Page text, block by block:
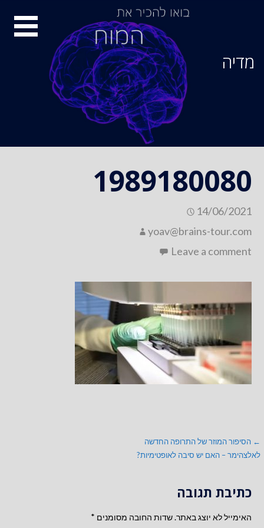
מדיה
1989180080
14/06/2021
yoav@brains-tour.com
Leave a comment
ניווט
← הסיפור המוזר של התרופה החדשה
לאלצהימר – האם יש סיבה לאופטימיות?
כתיבת תגובה
האימייל לא יוצג באתר.שדות החובה מסומנים *